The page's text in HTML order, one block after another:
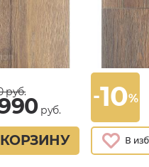
руб.
руб.
-10%